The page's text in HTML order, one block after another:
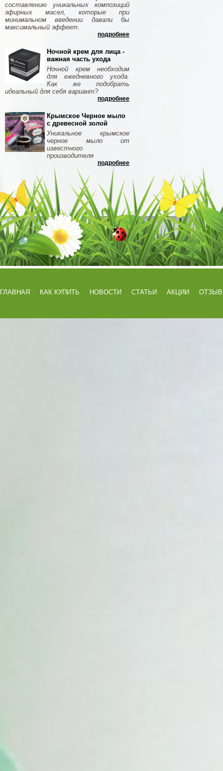
составлению уникальных композиций
эфирных масел, которые при
минимальном введении давали бы
максимальный эффект.
подробнее
Ночной крем для лица -
важная часть ухода
Ночной крем необходим
для ежедневного ухода.
Как же подобрать
идеальный для себя вариант?
подробнее
Крымское Черное мыло
с древесной золой
Уникальное крымское
черное мыло от
известного
производителя
подробнее
ГЛАВНАЯ КАК КУПИТЬ НОВОСТИ СТАТЬИ АКЦИИ